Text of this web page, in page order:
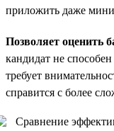
приложить даже
Позволяет оценить
кандидат не
требует
справится с более